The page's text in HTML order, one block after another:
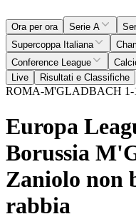
Ora per ora Serie A
Supercoppa Italiana
Conference League
Live
Risultati e Classifiche
ROMA-M'GLADBACH 1-
Europa
Borussia
Zaniolo non
rabbia